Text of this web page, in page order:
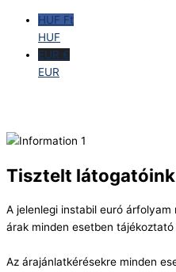
HUF Ft
HUF
EUR €
EUR
Tisztelt
A jelenlegi instabil euró
árak minden esetben tájékoztató
Az árajánlatkérésekre minden